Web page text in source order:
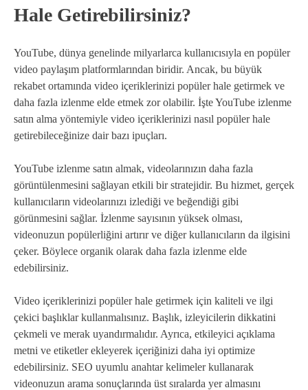
Hale Getirebilirsiniz?
YouTube, dünya genelinde milyarlarca kullanıcısıyla en popüler
video paylaşım platformlarından biridir. Ancak, bu büyük
rekabet ortamında video içeriklerinizi popüler hale getirmek ve
daha fazla izlenme elde etmek zor olabilir. İşte YouTube izlenme
satın alma yöntemiyle video içeriklerinizi nasıl popüler hale
getirebileceğinize dair bazı ipuçları.
YouTube izlenme satın almak, videolarınızın daha fazla
görüntülenmesini sağlayan etkili bir stratejidir. Bu hizmet, gerçek
kullanıcıların videolarınızı izlediği ve beğendiği gibi
görünmesini sağlar. İzlenme sayısının yüksek olması,
videonuzun popülerliğini artırır ve diğer kullanıcıların da ilgisini
çeker. Böylece organik olarak daha fazla izlenme elde
edebilirsiniz.
Video içeriklerinizi popüler hale getirmek için kaliteli ve ilgi
çekici başlıklar kullanmalısınız. Başlık, izleyicilerin dikkatini
çekmeli ve merak uyandırmalıdır. Ayrıca, etkileyici açıklama
metni ve etiketler ekleyerek içeriğinizi daha iyi optimize
edebilirsiniz. SEO uyumlu anahtar kelimeler kullanarak
videonuzun arama sonuçlarında üst sıralarda yer almasını